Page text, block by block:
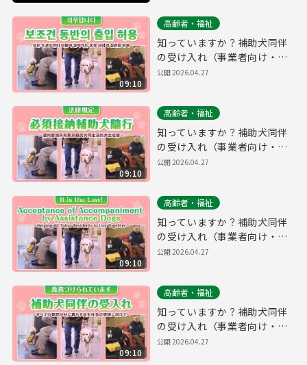
09:10
高齢者・福祉
知っていますか？補助犬同伴
の受け入れ（事業者向け・普
及啓発用）（韓国語ver.）
公開2026.04.27
09:10
高齢者・福祉
知っていますか？補助犬同伴
の受け入れ（事業者向け・普
及啓発用）（中国語ver.）
公開2026.04.27
09:10
高齢者・福祉
知っていますか？補助犬同伴
の受け入れ（事業者向け・普
及啓発用）（英語ver.）
公開2026.04.27
09:10
高齢者・福祉
知っていますか？補助犬同伴
の受け入れ（事業者向け・普
及啓発用）
公開2026.04.27